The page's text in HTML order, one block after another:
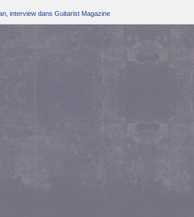
interview dans Guitarist Magazine